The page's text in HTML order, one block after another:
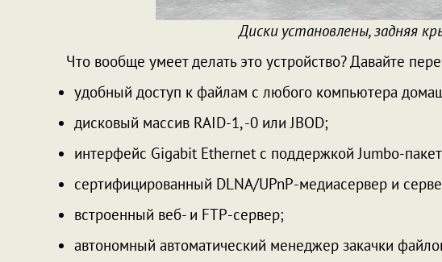
Диски установлены, задняя
Что вообще умеет делать это устройство? Давайте
удобный доступ к файлам с любого компьютера
дисковый массив RAID-1, -0 или JBOD;
интерфейс Gigabit Ethernet с поддержкой Jumbo-
сертифицированный DLNA/UPnP-медиасервер и
встроенный веб- и FTP-сервер;
автономный автоматический менеджер закачки